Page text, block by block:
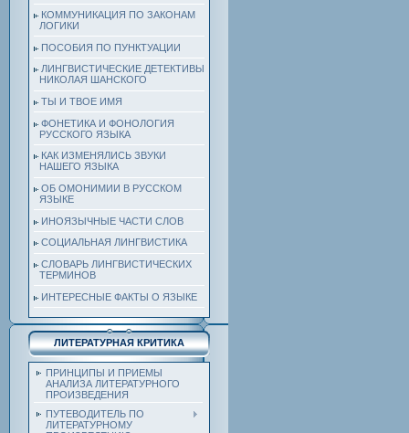
КОММУНИКАЦИЯ ПО ЗАКОНАМ
ЛОГИКИ
ПОСОБИЯ ПО ПУНКТУАЦИИ
ЛИНГВИСТИЧЕСКИЕ ДЕТЕКТИВЫ
НИКОЛАЯ ШАНСКОГО
ТЫ И ТВОЕ ИМЯ
ФОНЕТИКА И ФОНОЛОГИЯ
РУССКОГО ЯЗЫКА
КАК ИЗМЕНЯЛИСЬ ЗВУКИ
НАШЕГО ЯЗЫКА
ОБ ОМОНИМИИ В РУССКОМ
ЯЗЫКЕ
ИНОЯЗЫЧНЫЕ ЧАСТИ СЛОВ
СОЦИАЛЬНАЯ ЛИНГВИСТИКА
СЛОВАРЬ ЛИНГВИСТИЧЕСКИХ
ТЕРМИНОВ
ИНТЕРЕСНЫЕ ФАКТЫ О ЯЗЫКЕ
ЛИТЕРАТУРНАЯ КРИТИКА
ПРИНЦИПЫ И ПРИЕМЫ
АНАЛИЗА ЛИТЕРАТУРНОГО
ПРОИЗВЕДЕНИЯ
ПУТЕВОДИТЕЛЬ ПО
ЛИТЕРАТУРНОМУ